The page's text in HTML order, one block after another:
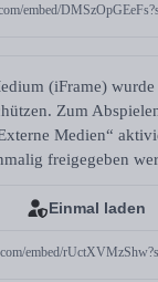
embed/
(iFrame)
Zum
Medien“
freigegeben
Einmal laden
embed/